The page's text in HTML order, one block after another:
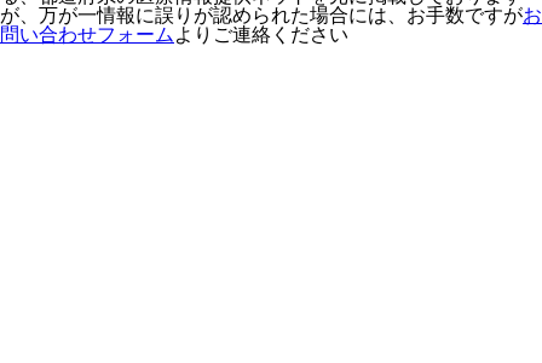
が、万が一情報に誤りが認められた場合には、お手数ですがお
問い合わせフォーム よりご連絡ください